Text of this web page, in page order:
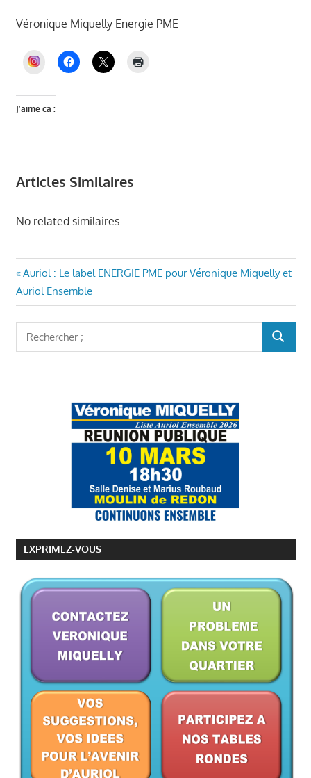
Véronique Miquelly Energie PME
INSTAGRAM
J’aime ça :
Articles Similaires
No related similaires.
Navigation
de
l’article
Article
précédent
:
Auriol : Le label ENERGIE PME pour Véronique Miquelly et
Auriol Ensemble
EXPRIMEZ-VOUS